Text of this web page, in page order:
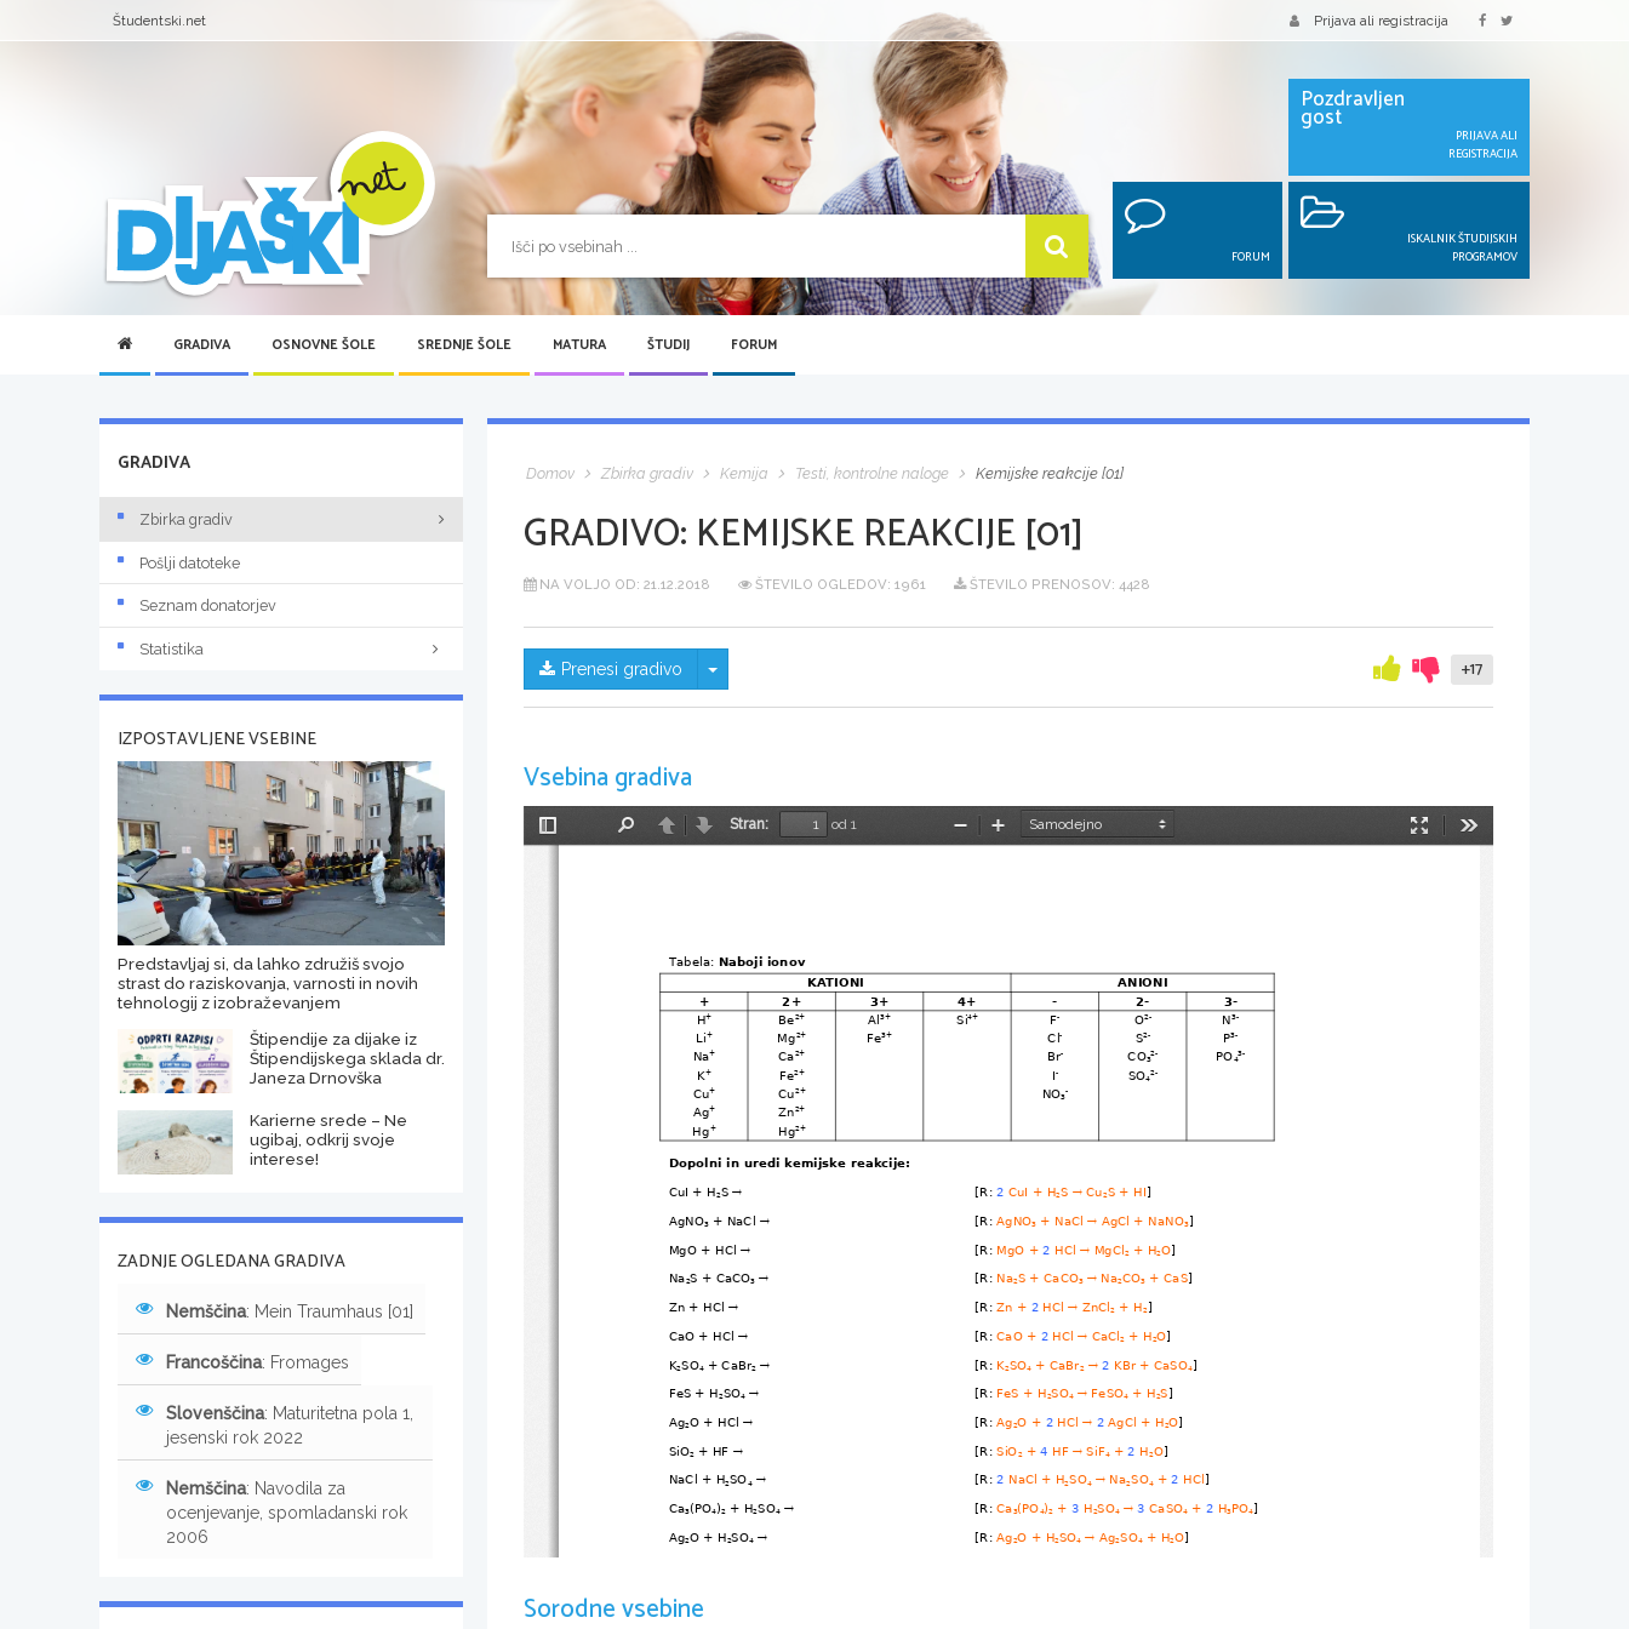
Študentski.net Prijava ali registracija
Pozdravljen
gost
PRIJAVA ALI
REGISTRACIJA
FORUM
ISKALNIK ŠTUDIJSKIH
PROGRAMOV
GRADIVA OSNOVNE ŠOLE SREDNJE ŠOLE MATURA ŠTUDIJ FORUM
Domov Zbirka gradiv Kemija Testi, kontrolne naloge Kemijske reakcije [01]
GRADIVO: KEMIJSKE REAKCIJE [01]
NA VOLJO OD: 21.12.2018 ŠTEVILO OGLEDOV: 1961 ŠTEVILO PRENOSOV: 4428
Prenesi gradivo Skrij/prikaži meni +17
Vsebina gradiva
Preklopi
NazajNaprej
Stran:
od 1
Način
PomanjšajPovečaj
Tabela: Naboji ionov
Dopolni in uredi kemijske reakcije:
CuI + H2S  [R: R: 2 CuI + H2S  Cu2S + HI]
AgNO3 + NaCl  [R: R: AgNO3 + NaCl  AgCl + NaNO3 ]
MgO + HCl  [R: R: MgO + 2 HCl  MgCl2 + H2 O]
Na2S + CaCO3  [R: R: Na2S + CaCO3  Na2 CO3 + CaS]
Zn + HCl  [R: R: Zn + 2 HCl  ZnCl2 + H2 ]
CaO + HCl  [R: R: CaO + 2 HCl  CaCl2 + H2O]
K2SO4 + CaBr2  [R: R: K2SO4 + CaBr2  2 KBr + CaSO4 ]
FeS + H2SO4  [R: R: FeS + H2SO4  FeSO4 + H2S]
Ag2O + HCl  [R: R: Ag2O + 2 HCl  2 AgCl + H 2O]
SiO2 + HF  [R: R: SiO2 + 4 HF  SiF 4 + 2 H2O]
NaCl + H2SO 4  [R: R: 2 NaCl + H2 SO4  Na2SO4 + 2 HCl]
Ca3(PO4 ) 2 + H2SO4  [R: R: Ca3(PO 4 ) 2 + 3 H2SO4  3 CaSO4 + 2 H3 PO4 ]
Ag2O + H2SO4  [R: R: Ag2O + H2SO4  Ag2 SO4 + H2O]
KATIONI
ANIONI
+
2+ 3+ 4+ - 2-
3-
H+ Be2+ Al3+ Si4+ F O2- N3-
Li+ Mg2+ Fe3+ Cl S2- P3-
Na+ Ca2+ Br CO3
2- PO 4
3-
K + Fe2+ I SO4
2-
Cu+ Cu2+ NO3
Ag+ Zn2+
Hg + Hg2+
Sorodne vsebine
GRADIVA
Zbirka gradiv
Pošlji datoteke
Seznam donatorjev
Statistika
IZPOSTAVLJENE VSEBINE
Predstavljaj si, da lahko združiš svojo
strast do raziskovanja, varnosti in novih
tehnologij z izobraževanjem
Štipendije za dijake iz
Štipendijskega sklada dr.
Janeza Drnovška
Karierne srede – Ne
ugibaj, odkrij svoje
interese!
ZADNJE OGLEDANA GRADIVA
Nemščina: Mein Traumhaus [01]
Francoščina: Fromages
Slovenščina: Maturitetna pola 1,
jesenski rok 2022
Nemščina: Navodila za
ocenjevanje, spomladanski rok
2006